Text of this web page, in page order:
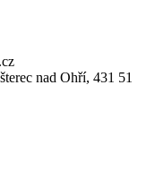
nad Ohří, 431 51